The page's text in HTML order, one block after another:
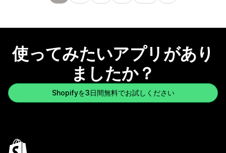
使ってみたいアプリがあり
ましたか？
Shopifyを3日間無料でお試しください